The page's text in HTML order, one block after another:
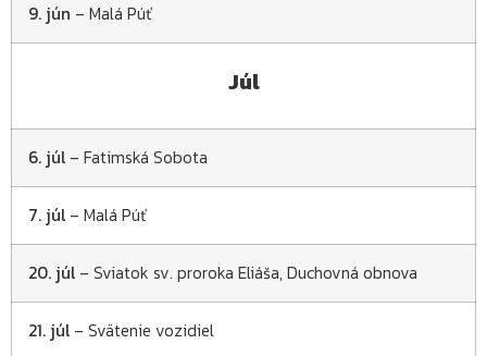
9. jún – Malá Púť
Júl
6. júl – Fatimská Sobota
7. júl – Malá Púť
20. júl – Sviatok sv. proroka Eliáša, Duchovná obnova
21. júl – Svätenie vozidiel